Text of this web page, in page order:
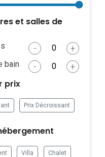
et salles de
-
+
bain
- +
prix
Prix Décroissant
Villa Chalet